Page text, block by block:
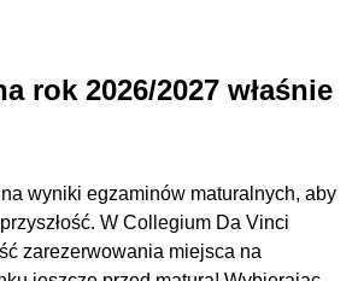
rok 2026/2027 właśnie
wyniki egzaminów maturalnych, aby
W Collegium Da Vinci
zarezerwowania miejsca na